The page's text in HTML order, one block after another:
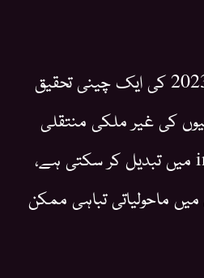
تحقیقی جرنل میں شائع 2023 کی ایک چینی تحقیق
کی غیر ملکی منتقلی
انہیں invasive species میں تبدیل کر سکتی ہے،
ماحولیاتی تباہی ممکن